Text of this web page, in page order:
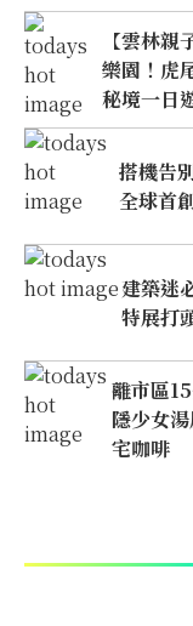
【雲林
樂園！虎
秘境一日
搭機告
全球首
建築迷
特展打
離市區
隱少女
宅咖啡